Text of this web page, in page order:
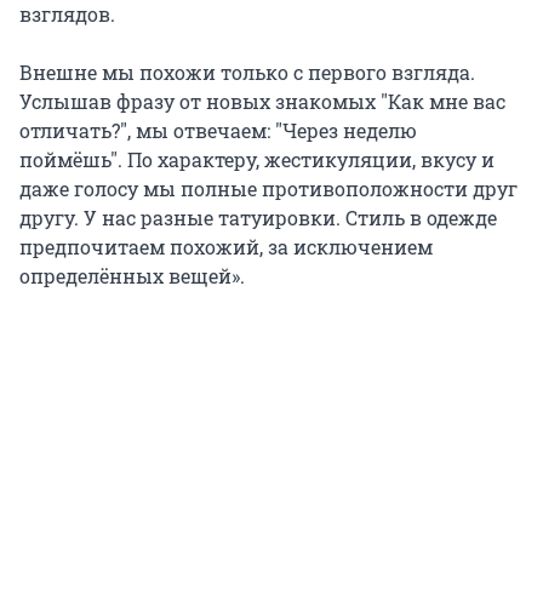
взглядов.
Внешне мы похожи только с первого взгляда.
Услышав фразу от новых знакомых "Как мне вас
отличать?", мы отвечаем: "Через неделю
поймёшь". По характеру, жестикуляции, вкусу и
даже голосу мы полные противоположности друг
другу. У нас разные татуировки. Стиль в одежде
предпочитаем похожий, за исключением
определённых вещей».